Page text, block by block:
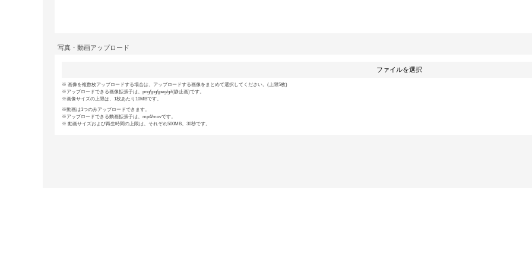
写真・動画アップロード
ファイルを選択
画像を複数枚アップロードする場合は、アップロードする画像をまとめて選択してください。(上限5枚)
アップロードできる画像拡張子は、png/jpg/jpeg/gif(静止画)です。
画像サイズの上限は、1枚あたり10MBです。
動画は1つのみアップロードできます。
アップロードできる動画拡張子は、mp4/movです。
動画サイズおよび再生時間の上限は、それぞれ500MB、30秒です。